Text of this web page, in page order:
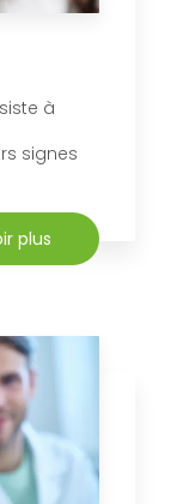
à
signes
plus